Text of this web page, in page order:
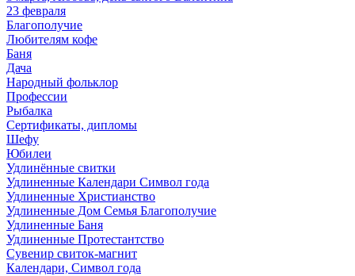
23 февраля
Благополучие
Любителям кофе
Баня
Дача
Народный фольклор
Профессии
Рыбалка
Сертификаты, дипломы
Шефу
Юбилеи
Удлинённые свитки
Удлиненные Календари Символ года
Удлиненные Христианство
Удлиненные Дом Семья Благополучие
Удлиненные Баня
Удлиненные Протестантство
Сувенир свиток-магнит
Календари, Символ года